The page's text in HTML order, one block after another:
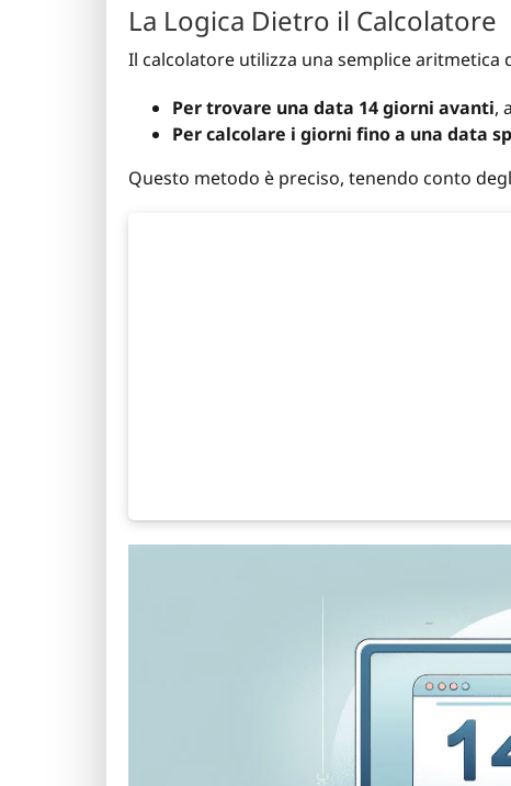
La Logica Dietro il Calcolatore
Il calcolatore utilizza una semplice aritmetica
Per trovare una data 14 giorni avanti,
Per calcolare i giorni fino a una data
Questo metodo è preciso, tenendo conto